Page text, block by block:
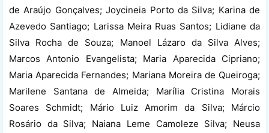
de Araújo Gonçalves; Joycineia Porto da Silva; Karina de
Azevedo Santiago; Larissa Meira Ruas Santos; Lidiane da
Silva Rocha de Souza; Manoel Lázaro da Silva Alves;
Marcos Antonio Evangelista; Maria Aparecida Cipriano;
Maria Aparecida Fernandes; Mariana Moreira de Queiroga;
Marilene Santana de Almeida; Marília Cristina Morais
Soares Schmidt; Mário Luiz Amorim da Silva; Márcio
Rosário da Silva; Naiana Leme Camoleze Silva; Neusa